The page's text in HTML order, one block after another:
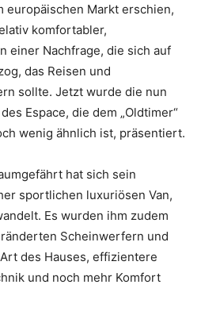
europäischen Markt erschien,
komfortabler,
einer Nachfrage, die sich auf
das Reisen und
sollte. Jetzt wurde die nun
Espace, die dem „Oldtimer“
wenig ähnlich ist, präsentiert.
hat sich sein
sportlichen luxuriösen Van,
Es wurden ihm zudem
Scheinwerfern und
des Hauses, effizientere
und noch mehr Komfort